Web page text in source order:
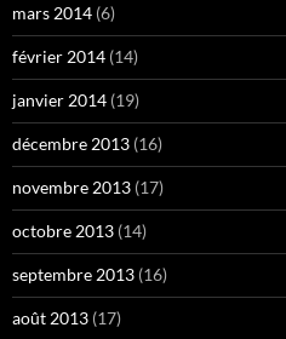
mars 2014 (6)
février 2014 (14)
janvier 2014 (19)
décembre 2013 (16)
novembre 2013 (17)
octobre 2013 (14)
septembre 2013 (16)
août 2013 (17)